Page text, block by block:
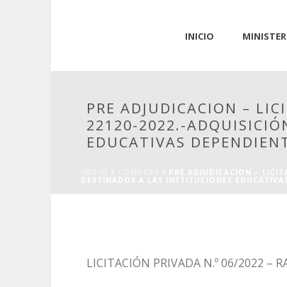
INICIO
PRE ADJUDICACION –
22120-2022.-
EDUCATIVAS
LICITACIÓN PRIVADA N.º 06/2022 –